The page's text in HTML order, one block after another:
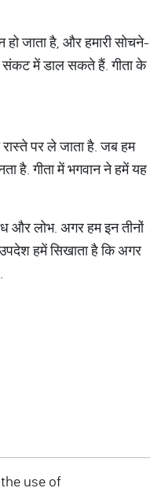
जाता है, और हमारी सोचने-
संकट में डाल सकते हैं. गीता के
पर ले जाता है. जब हम
है. गीता में भगवान ने हमें यह
और लोभ. अगर हम इन तीनों
हमें सिखाता है कि अगर
use of